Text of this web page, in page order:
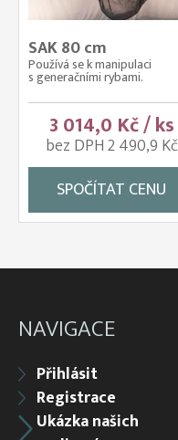
SAK 80 cm
Používá se k manipulaci
s generačními rybami.
3 014,0 Kč / ks
bez DPH 2 490,9 Kč
SPOČÍTAT CENU
NAVIGACE
Přihlásit
Registrace
Ukázka našich